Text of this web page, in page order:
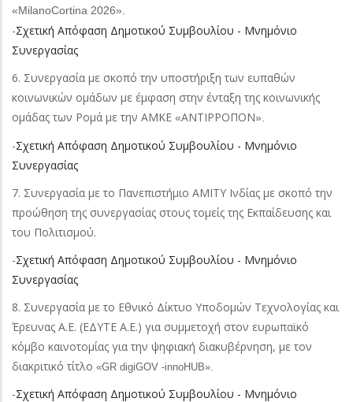
«MilanoCortina 2026».
-Σχετική Απόφαση Δημοτικού Συμβουλίου - Μνημόνιο
Συνεργασίας
6. Συνεργασία με σκοπό την υποστήριξη των ευπαθών
κοινωνικών ομάδων με έμφαση στην ένταξη της κοινωνικής
ομάδας των Ρομά με την ΑΜΚΕ «ΑΝΤΙΡΡΟΠΟΝ».
-Σχετική Απόφαση Δημοτικού Συμβουλίου - Μνημόνιο
Συνεργασίας
7. Συνεργασία με το Πανεπιστήμιο AMITY Iνδίας με σκοπό την
προώθηση της συνεργασίας στους τομείς της Εκπαίδευσης και
του Πολιτισμού.
-Σχετική Απόφαση Δημοτικού Συμβουλίου - Μνημόνιο
Συνεργασίας
8. Συνεργασία με το Εθνικό Δίκτυο Υποδομών Τεχνολογίας και
Έρευνας Α.Ε. (ΕΔΥΤΕ Α.Ε.) για συμμετοχή στον ευρωπαϊκό
κόμβο καινοτομίας για την ψηφιακή διακυβέρνηση, με τον
διακριτικό τίτλο «GR digiGOV -innoHUB».
-Σχετική Απόφαση Δημοτικού Συμβουλίου - Μνημόνιο